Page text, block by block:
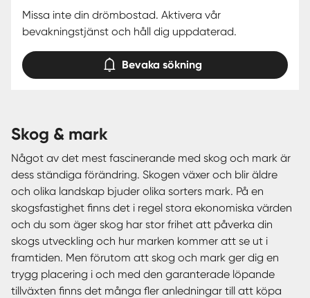
Missa inte din drömbostad. Aktivera vår
bevakningstjänst och håll dig uppdaterad.
Bevaka sökning
skog & mark
Något av det mest fascinerande med skog och mark är
dess ständiga förändring. Skogen växer och blir äldre
och olika landskap bjuder olika sorters mark. På en
skogsfastighet finns det i regel stora ekonomiska värden
och du som äger skog har stor frihet att påverka din
skogs utveckling och hur marken kommer att se ut i
framtiden. Men förutom att skog och mark ger dig en
trygg placering i och med den garanterade löpande
tillväxten finns det många fler anledningar till att köpa